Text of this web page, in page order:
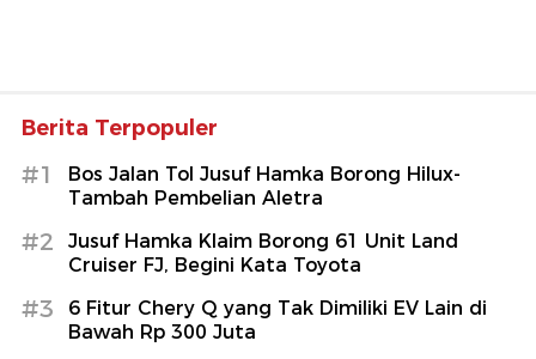
Berita Terpopuler
#1
Bos Jalan Tol Jusuf Hamka Borong Hilux-
Tambah Pembelian Aletra
#2
Jusuf Hamka Klaim Borong 61 Unit Land
Cruiser FJ, Begini Kata Toyota
#3
6 Fitur Chery Q yang Tak Dimiliki EV Lain di
Bawah Rp 300 Juta